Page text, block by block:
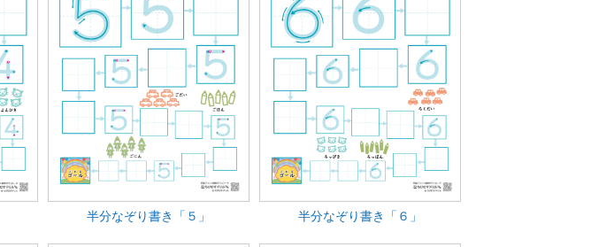
半分なぞり書き「５」 半分なぞり書き「６」